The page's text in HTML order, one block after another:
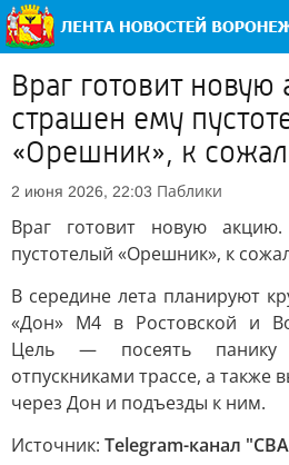
Враг готовит
страшен ему
«Орешник», к
2 июня 2026, 22:03 Паблики
Враг готовит новую
пустотелый «Орешник», к
В середине лета планируют
«Дон» М4 в Ростовской и
Цель — посеять панику
отпускниками трассе, а также
через Дон и подъезды к ним.
Источник: Telegram-канал